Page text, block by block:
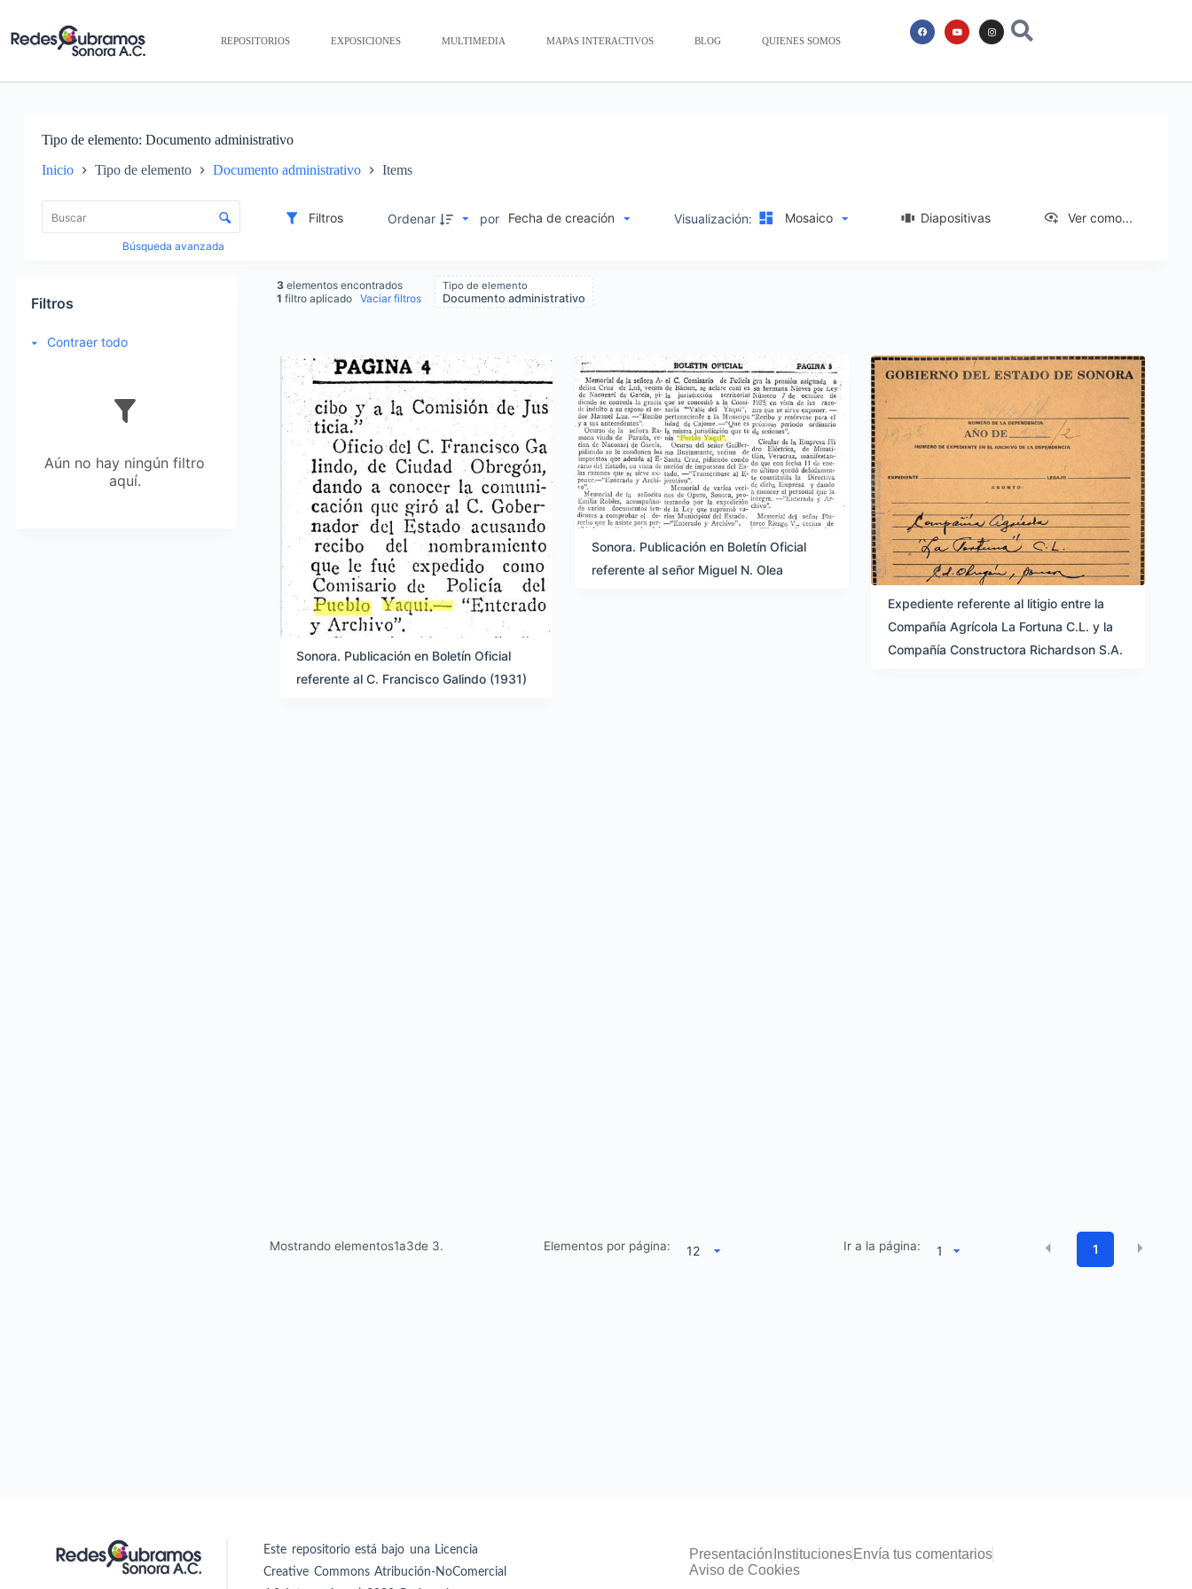
REPOSITORIOS EXPOSICIONES MULTIMEDIA MAPAS INTERACTIVOS BLOG QUIENES SOMOS
Tipo de elemento Documento administrativo
Inicio Tipo de elemento Documento administrativo Items
Lista de elementos
Control de clasificación y visualización
Búsqueda avanzada
Filtros Ordenar por Fecha de creación Visualización: Mosaico Diapositivas Ver como...
Filtros
Contraer todo
Aún no hay ningún filtro
aquí.
3elementos encontrados
1 filtro aplicado Vaciar filtros
Tipo de elemento
Documento administrativo
Items list results
Sonora. Publicación en Boletín Oficial
referente al C. Francisco Galindo (1931)
Sonora. Publicación en Boletín Oficial
referente al señor Miguel N. Olea
Expediente referente al litigio entre la
Compañía Agrícola La Fortuna C.L. y la
Compañía Constructora Richardson S.A.
Mostrando elementos1a3de 3. Elementos por página: Ir a la página: 1
Este repositorio está bajo una Licencia
Creative Commons Atribución-NoComercial
Presentación InstitucionesEnvía tus comentarios
Aviso de Cookies